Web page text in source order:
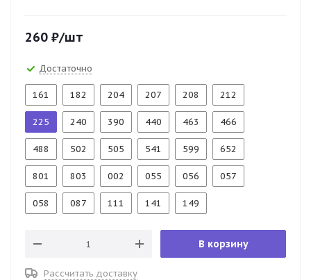
260 ₽/шт
Достаточно
161 182 204 207 208 212
225 240 390 440 463 466
488 502 505 541 599 652
801 803 002 055 056 057
058 087 111 141 149
В корзину
Рассчитать доставку